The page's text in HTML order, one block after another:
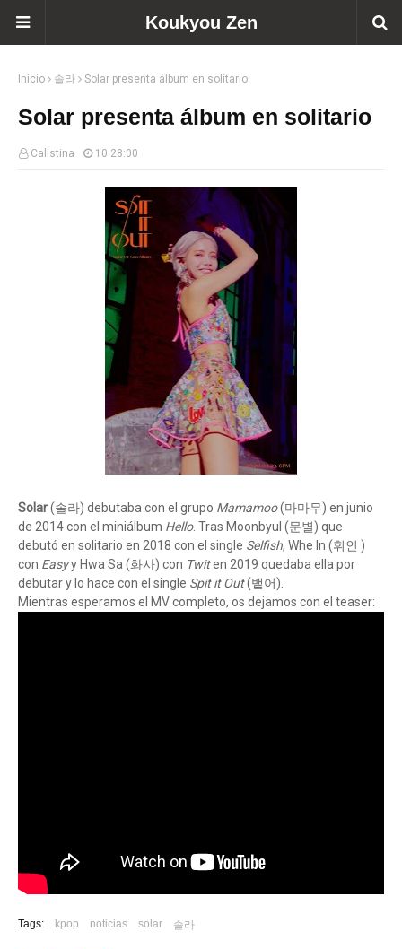
Koukyou Zen
Inicio 솔라 Solar presenta álbum en solitario
Solar presenta álbum en solitario
Calistina 10:28:00
Solar(솔라) debutaba con el grupo Mamamoo(마마무) en junio
de 2014 con el miniálbum Hello. Tras Moonbyul (문별) que
debutó en solitario en 2018 con el single Selfish, Whe In (휘인 )
con Easyy Hwa Sa (화사) con Twiten 2019 quedaba ella por
debutar y lo hace con el single Spit it Out(뱉어).
Mientras esperamos el MV completo, os dejamos con el teaser:
Tags: kpop noticias solar 솔라